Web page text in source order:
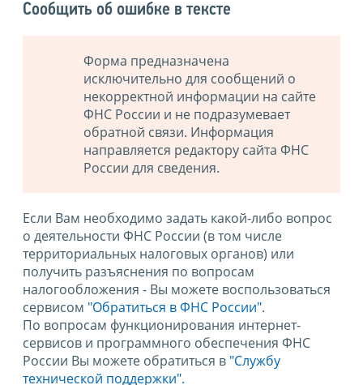
Сообщить об ошибке в тексте
Форма предназначена
исключительно для сообщений о
некорректной информации на сайте
ФНС России и не подразумевает
обратной связи. Информация
направляется редактору сайта ФНС
России для сведения.
Если Вам необходимо задать какой-либо вопрос
о деятельности ФНС России (в том числе
территориальных налоговых органов) или
получить разъяснения по вопросам
налогообложения - Вы можете воспользоваться
сервисом "Обратиться в ФНС России".
По вопросам функционирования интернет-
сервисов и программного обеспечения ФНС
России Вы можете обратиться в "Службу
технической поддержки".